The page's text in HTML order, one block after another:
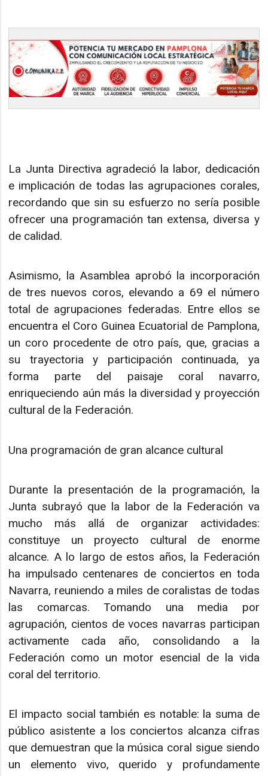
La Junta Directiva agradeció la labor, dedicación
e implicación de todas las agrupaciones corales,
recordando que sin su esfuerzo no sería posible
ofrecer una programación tan extensa, diversa y
de calidad.
Asimismo, la Asamblea aprobó la incorporación
de tres nuevos coros, elevando a 69 el número
total de agrupaciones federadas. Entre ellos se
encuentra el Coro Guinea Ecuatorial de Pamplona,
un coro procedente de otro país, que, gracias a
su trayectoria y participación continuada, ya
forma parte del paisaje coral navarro,
enriqueciendo aún más la diversidad y proyección
cultural de la Federación.
Una programación de gran alcance cultural
Durante la presentación de la programación, la
Junta subrayó que la labor de la Federación va
mucho más allá de organizar actividades:
constituye un proyecto cultural de enorme
alcance. A lo largo de estos años, la Federación
ha impulsado centenares de conciertos en toda
Navarra, reuniendo a miles de coralistas de todas
las comarcas. Tomando una media por
agrupación, cientos de voces navarras participan
activamente cada año, consolidando a la
Federación como un motor esencial de la vida
coral del territorio.
El impacto social también es notable: la suma de
público asistente a los conciertos alcanza cifras
que demuestran que la música coral sigue siendo
un elemento vivo, querido y profundamente